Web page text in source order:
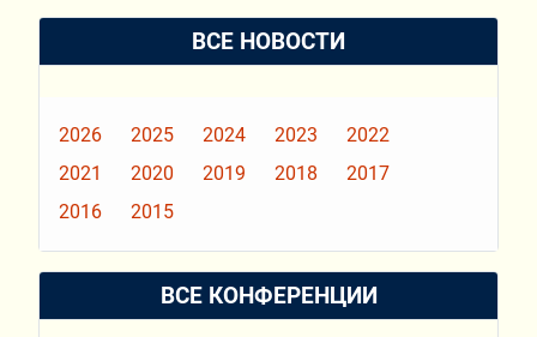
ВСЕ НОВОСТИ
2026 2025 2024 2023
2022
2021
2020 2019 2018
2017
2016
2015
ВСЕ КОНФЕРЕНЦИИ